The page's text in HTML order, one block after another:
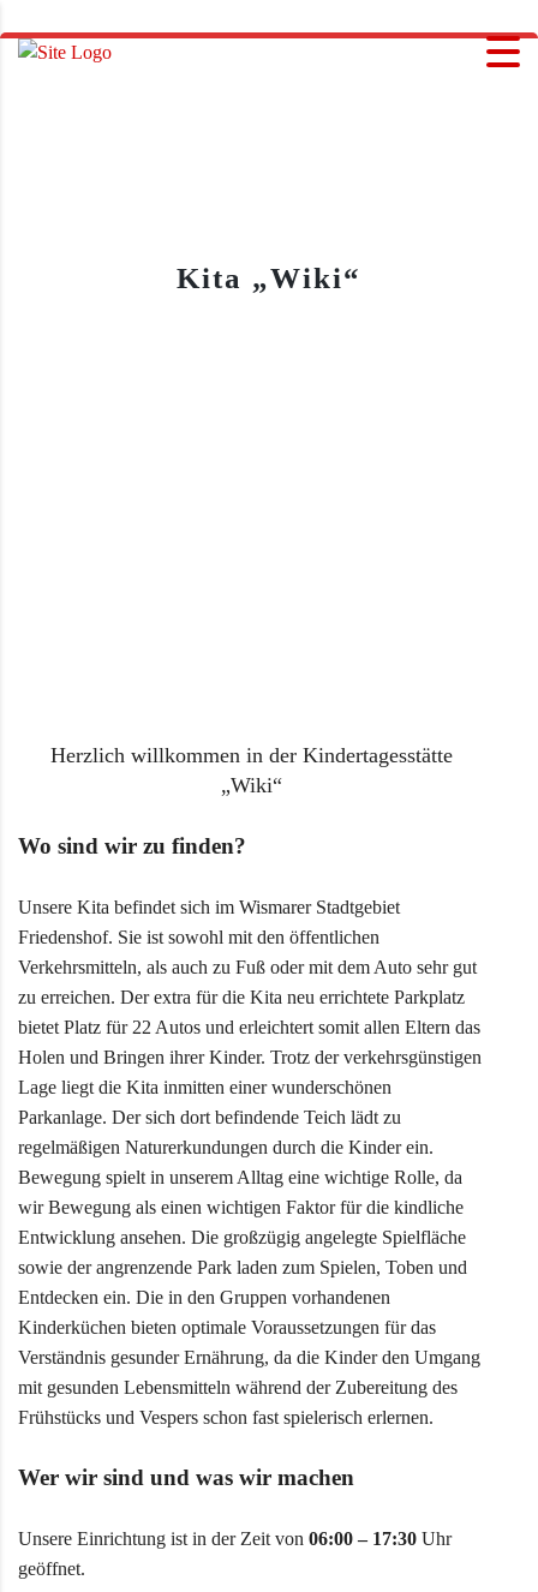
Kita „Wiki“
Herzlich willkommen in der Kindertagesstätte
„Wiki“
Wo sind wir zu finden?
Unsere Kita befindet sich im Wismarer Stadtgebiet
Friedenshof. Sie ist sowohl mit den öffentlichen
Verkehrsmitteln, als auch zu Fuß oder mit dem Auto sehr gut
zu erreichen. Der extra für die Kita neu errichtete Parkplatz
bietet Platz für 22 Autos und erleichtert somit allen Eltern das
Holen und Bringen ihrer Kinder. Trotz der verkehrsgünstigen
Lage liegt die Kita inmitten einer wunderschönen
Parkanlage. Der sich dort befindende Teich lädt zu
regelmäßigen Naturerkundungen durch die Kinder ein.
Bewegung spielt in unserem Alltag eine wichtige Rolle, da
wir Bewegung als einen wichtigen Faktor für die kindliche
Entwicklung ansehen. Die großzügig angelegte Spielfläche
sowie der angrenzende Park laden zum Spielen, Toben und
Entdecken ein. Die in den Gruppen vorhandenen
Kinderküchen bieten optimale Voraussetzungen für das
Verständnis gesunder Ernährung, da die Kinder den Umgang
mit gesunden Lebensmitteln während der Zubereitung des
Frühstücks und Vespers schon fast spielerisch erlernen.
Wer wir sind und was wir machen
Unsere Einrichtung ist in der Zeit von 06:00 – 17:30 Uhr
geöffnet.